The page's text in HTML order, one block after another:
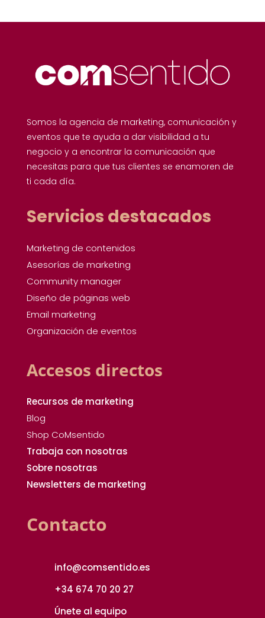
Somos la agencia de marketing, comunicación y
eventos que te ayuda a dar visibilidad a tu
negocio y a encontrar la comunicación que
necesitas para que tus clientes se enamoren de
ti cada día.
Servicios destacados
Marketing de contenidos
Asesorías de marketing
Community manager
Diseño de páginas web
Email marketing
Organización de eventos
Accesos directos
Recursos de marketing
Blog
Shop CoMsentido
Trabaja con nosotras
Sobre nosotras
Newsletters de marketing
Contacto
info@comsentido.es
+34 674 70 20 27
Únete al equipo